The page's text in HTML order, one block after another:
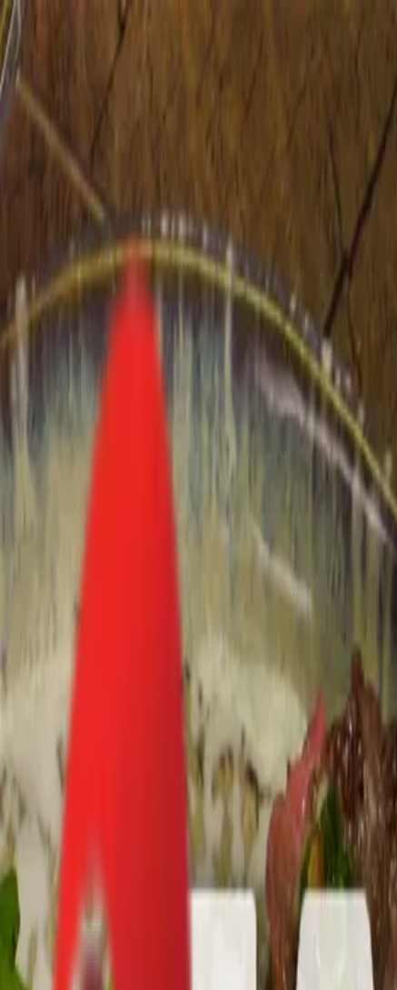
Toggle Menu